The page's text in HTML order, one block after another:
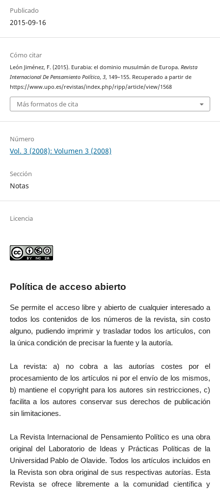
Publicado
2015-09-16
Cómo citar
León Jiménez, F. (2015). Eurabia: el dominio musulmán de Europa. Revista
Internacional De Pensamiento Político, 3, 149–155. Recuperado a partir de
https://www.upo.es/revistas/index.php/ripp/article/view/1568
Más formatos de cita
Número
Vol. 3 (2008): Volumen 3 (2008)
Sección
Notas
Licencia
Política de acceso abierto
Se permite el acceso libre y abierto de cualquier interesado a
todos los contenidos de los números de la revista, sin costo
alguno, pudiendo imprimir y trasladar todos los artículos, con
la única condición de precisar la fuente y la autoría.
La revista: a) no cobra a las autorías costes por el
procesamiento de los artículos ni por el envío de los mismos,
b) mantiene el copyright para los autores sin restricciones, c)
facilita a los autores conservar sus derechos de publicación
sin limitaciones.
La Revista Internacional de Pensamiento Político es una obra
original del Laboratorio de Ideas y Prácticas Políticas de la
Universidad Pablo de Olavide. Todos los artículos incluidos en
la Revista son obra original de sus respectivas autorías. Esta
Revista se ofrece libremente a la comunidad científica y